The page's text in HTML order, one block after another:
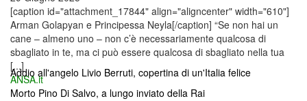
[caption id="attachment_17844" align="aligncenter" width="610"]
Arman Golapyan e Principessa Neyla[/caption] “Se non hai un
cane – almeno uno – non c’è necessariamente qualcosa di
sbagliato in te, ma ci può essere qualcosa di sbagliato nella tua
[...]
ANSA.it
Addio all'angelo Livio Berruti, copertina di un'Italia felice
Morto Pino Di Salvo, a lungo inviato della Rai